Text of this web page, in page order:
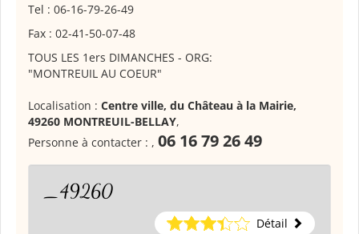
Tel : 06-16-79-26-49
Fax : 02-41-50-07-48
TOUS LES 1ers DIMANCHES - ORG:
"MONTREUIL AU COEUR"
Localisation : Centre ville, du Château à la Mairie,
49260 MONTREUIL-BELLAY,
Personne à contacter : , 06 16 79 26 49
_49260
Détail